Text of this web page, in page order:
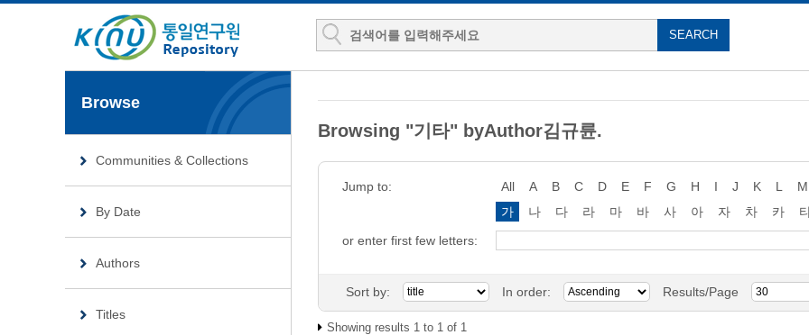
Browse
Communities & Collections
By Date
Authors
Titles
Browsing "기타" byAuthor김규륜.
Jump to: All A B C D E F G H I J K L M
가
나 다 라 마 바 사 아 자 차 카
or enter first few letters:
Sort by: In order: Results/Page
Showing results 1 to 1 of 1